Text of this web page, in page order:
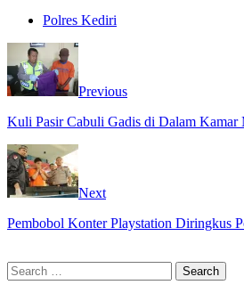
Polres Kediri
Previous
Kuli Pasir Cabuli Gadis di Dalam Kamar
Next
Pembobol Konter Playstation Diringkus
Search
for: